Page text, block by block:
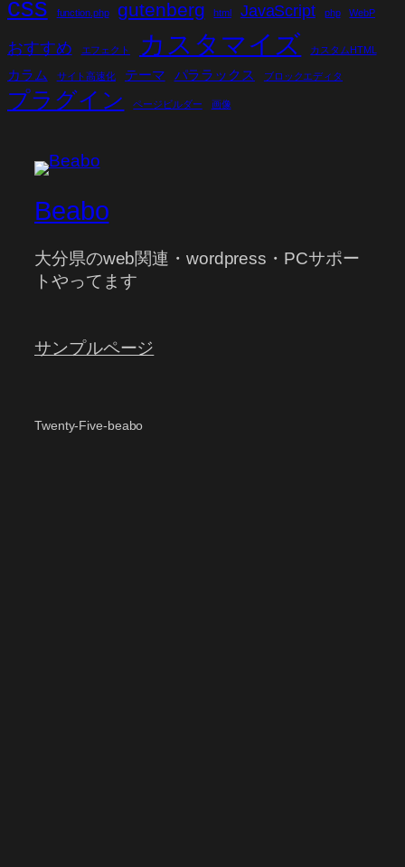
css function.php gutenberg html JavaScript php WebP
おすすめ エフェクト カスタマイズ カスタムHTML
カラム サイト高速化 テーマ パララックス ブロックエディタ
プラグイン ページビルダー 画像
Beabo
大分県のweb関連・wordpress・PCサポー
トやってます
サンプルページ
Twenty-Five-beabo